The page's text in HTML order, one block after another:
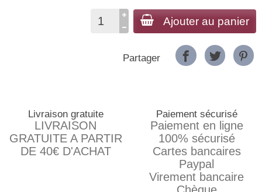
Ajouter au panier
Partager
Livraison gratuite
LIVRAISON
GRATUITE A PARTIR
DE 40€ D'ACHAT
Paiement sécurisé
Paiement en ligne
100% sécurisé
Cartes bancaires
Paypal
Virement bancaire
Chèque